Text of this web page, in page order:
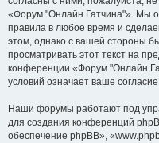
«Форум "Онлайн Гатчина"». Мы
правила в любое время и
этом, однако с вашей стороны
просматривать этот текст на
конференции «Форум "Онлайн
условий означает ваше
Наши форумы работают под
для создания конференций
обеспечение phpBB»,